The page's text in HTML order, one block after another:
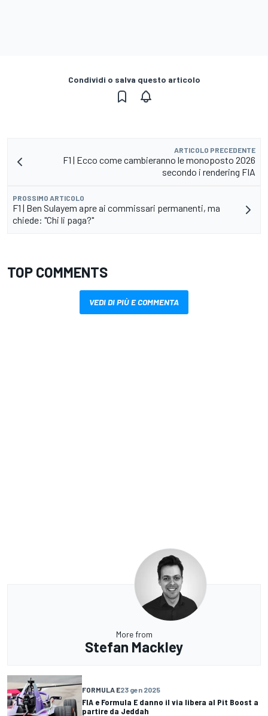
Condividi o salva questo articolo
ARTICOLO PRECEDENTE
F1 | Ecco come cambieranno le monoposto 2026
secondo i rendering FIA
PROSSIMO ARTICOLO
F1 | Ben Sulayem apre ai commissari permanenti, ma
chiede: "Chi li paga?"
TOP COMMENTS
VEDI DI PIÙ E COMMENTA
More from
Stefan Mackley
FORMULA E23 gen 2025
FIA e Formula E danno il via libera al Pit Boost a
partire da Jeddah